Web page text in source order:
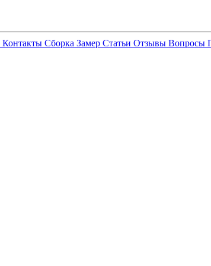
Контакты Сборка Замер Статьи Отзывы Вопросы